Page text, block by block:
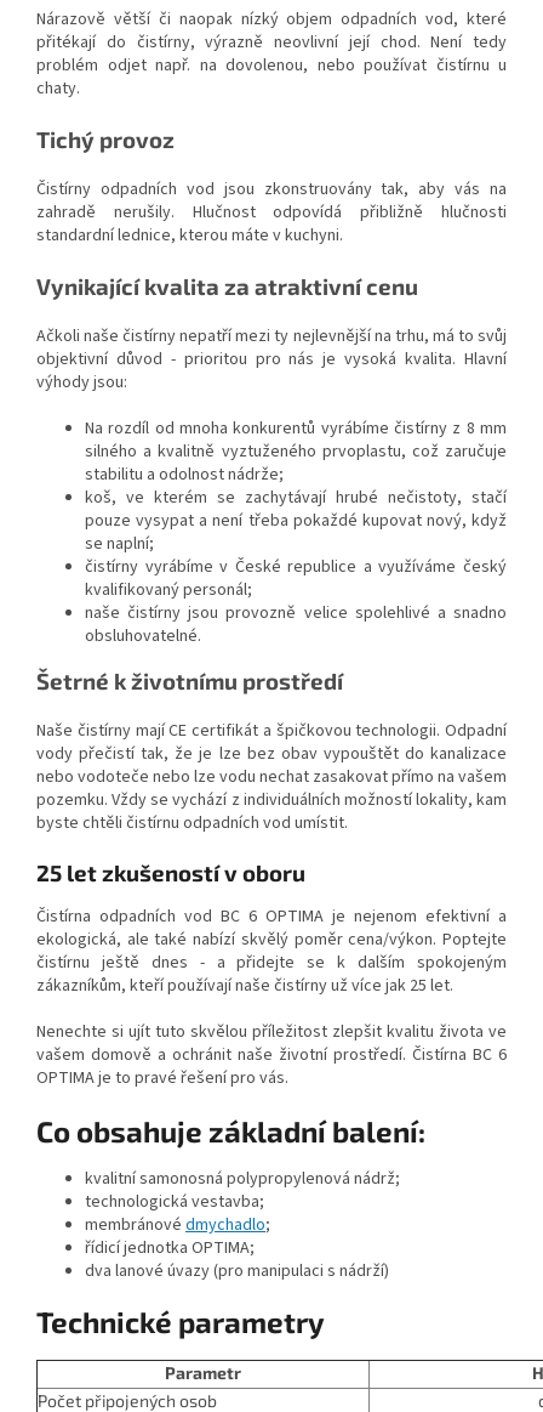
Nárazově větší či naopak nízký objem odpadních vod, které
přitékají do čistírny, výrazně neovlivní její chod. Není tedy
problém odjet např. na dovolenou, nebo používat čistírnu u
chaty.
Tichý provoz
Čistírny odpadních vod jsou zkonstruovány tak, aby vás na
zahradě nerušily. Hlučnost odpovídá přibližně hlučnosti
standardní lednice, kterou máte v kuchyni.
Vynikající kvalita za atraktivní cenu
Ačkoli naše čistírny nepatří mezi ty nejlevnější na trhu, má to svůj
objektivní důvod - prioritou pro nás je vysoká kvalita. Hlavní
výhody jsou:
Na rozdíl od mnoha konkurentů vyrábíme čistírny z 8 mm
silného a kvalitně vyztuženého prvoplastu, což zaručuje
stabilitu a odolnost nádrže;
koš, ve kterém se zachytávají hrubé nečistoty, stačí
pouze vysypat a není třeba pokaždé kupovat nový, když
se naplní;
čistírny vyrábíme v České republice a využíváme český
kvalifikovaný personál;
naše čistírny jsou provozně velice spolehlivé a snadno
obsluhovatelné.
Šetrné k životnímu prostředí
Naše čistírny mají CE certifikát a špičkovou technologii. Odpadní
vody přečistí tak, že je lze bez obav vypouštět do kanalizace
nebo vodoteče nebo lze vodu nechat zasakovat přímo na vašem
pozemku. Vždy se vychází z individuálních možností lokality, kam
byste chtěli čistírnu odpadních vod umístit.
25 let zkušeností v oboru
Čistírna odpadních vod BC 6 OPTIMA je nejenom efektivní a
ekologická, ale také nabízí skvělý poměr cena/výkon. Poptejte
čistírnu ještě dnes - a přidejte se k dalším spokojeným
zákazníkům, kteří používají naše čistírny už více jak 25 let.
Nenechte si ujít tuto skvělou příležitost zlepšit kvalitu života ve
vašem domově a ochránit naše životní prostředí. Čistírna BC 6
OPTIMA je to pravé řešení pro vás.
Co obsahuje základní balení:
kvalitní samonosná polypropylenová nádrž;
technologická vestavba;
membránové dmychadlo;
řídicí jednotka OPTIMA;
dva lanové úvazy (pro manipulaci s nádrží)
Technické parametry
Parametr
Počet připojených osob